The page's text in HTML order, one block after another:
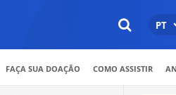
PT
FAÇA SUA DOAÇÃO COMO ASSISTIR